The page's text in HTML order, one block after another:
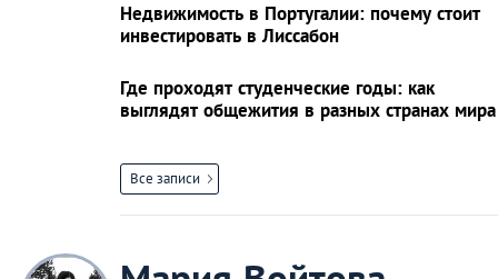
Недвижимость в Португалии: почему стоит
инвестировать в Лиссабон
Где проходят студенческие годы: как
выглядят общежития в разных странах мира
Все записи